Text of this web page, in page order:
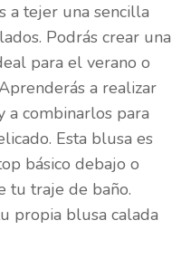
a tejer una sencilla
Podrás crear una
para el verano o
a realizar
a combinarlos para
Esta blusa es
básico debajo o
tu traje de baño.
propia blusa calada